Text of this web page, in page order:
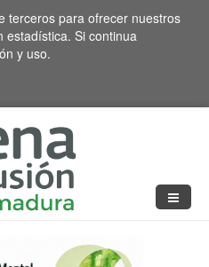
terceros para ofrecer nuestros
estadística. Si continua
y uso.